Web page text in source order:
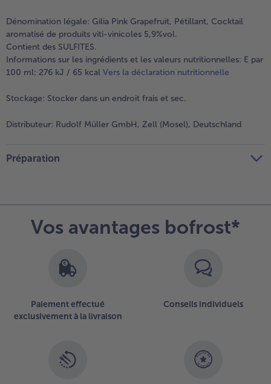
Dénomination légale: Gilia Pink Grapefruit, Pétillant, Cocktail
aromatisé de produits viti-vinicoles 5,9%vol.
Contient des SULFITES.
Informations sur les ingrédients et les valeurs nutritionnelles: E par
100 ml: 276 kJ / 65 kcal Vers la déclaration nutritionnelle
Stockage: Stocker dans un endroit frais et sec.
Distributeur: Rudolf Müller GmbH, Zell (Mosel), Deutschland
Préparation
Vos avantages bofrost*
Paiement effectué
exclusivement à la livraison
Conseils individuels